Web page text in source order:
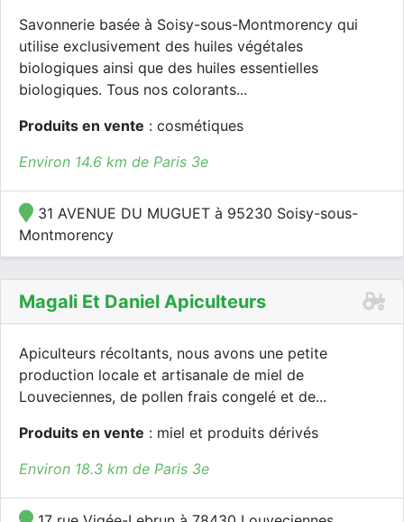
Savonnerie basée à Soisy-sous-Montmorency qui
utilise exclusivement des huiles végétales
biologiques ainsi que des huiles essentielles
biologiques. Tous nos colorants...
Produits en vente : cosmétiques
Environ 14.6 km de Paris 3e
31 AVENUE DU MUGUET à 95230 Soisy-sous-
Montmorency
Magali Et Daniel Apiculteurs
Apiculteurs récoltants, nous avons une petite
production locale et artisanale de miel de
Louveciennes, de pollen frais congelé et de...
Produits en vente : miel et produits dérivés
Environ 18.3 km de Paris 3e